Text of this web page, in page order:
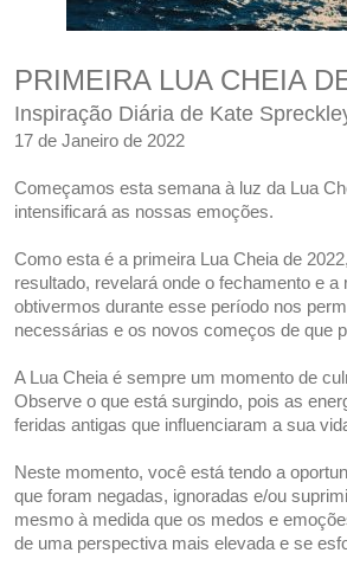
PRIMEIRA LUA CHEIA
Inspiração Diária de Kate
17 de Janeiro de 2022
Começamos esta semana à luz da Lua
intensificará as nossas emoções.
Como esta é a primeira Lua Cheia de
resultado, revelará onde o fechamento e
obtivermos durante esse período nos
necessárias e os novos começos de que
A Lua Cheia é sempre um momento de
Observe o que está surgindo, pois as
feridas antigas que influenciaram a sua
Neste momento, você está tendo a
que foram negadas, ignoradas e/ou
mesmo à medida que os medos e
de uma perspectiva mais elevada e se